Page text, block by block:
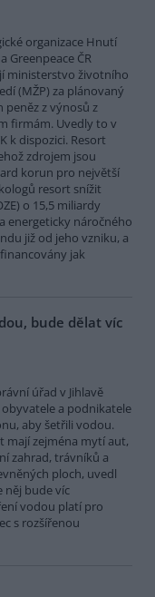
organizace Hnutí
Greenpeace ČR
ministerstvo životního
(MŽP) za plánovaný
peněz z výnosů z
firmám. Uvedly to v
k dispozici. Resort
zdrojem jsou
korun pro největší
resort snížit
o 15,5 miliardy
energeticky náročného
již od jeho vzniku, a
jak
bude dělat víc
úřad v Jihlavě
a podnikatele
aby šetřili vodou.
mají zejména mytí aut,
zahrad, trávníků a
ploch, uvedl
něj bude víc
vodou platí pro
s rozšířenou